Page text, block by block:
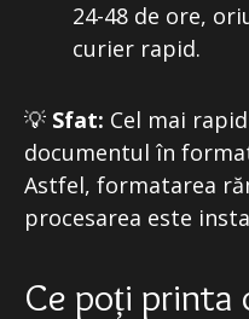
24-48 de ore,
curier rapid.
💡 Sfat: Cel mai
documentul în
Astfel, formatarea
procesarea este
Ce poți printa